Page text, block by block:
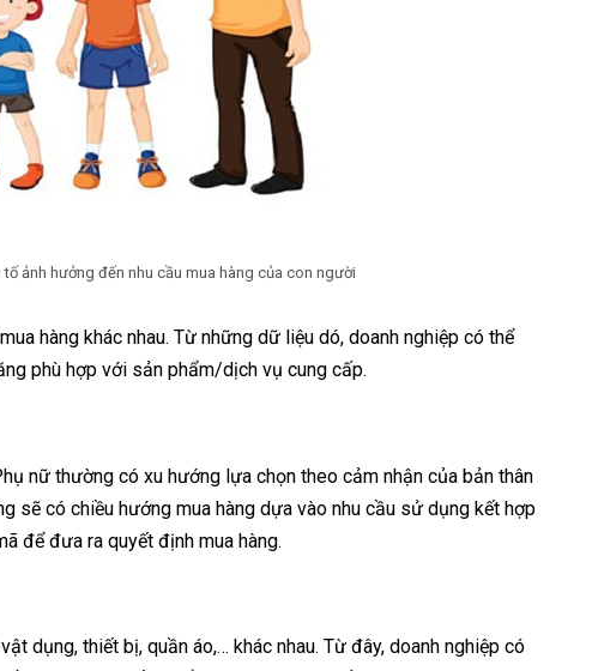
ảnh hưởng đến nhu cầu mua hàng của con người
hàng khác nhau. Từ những dữ liệu dó, doanh nghiệp có thể
phù hợp với sản phẩm/dịch vụ cung cấp.
nữ thường có xu hướng lựa chọn theo cảm nhận của bản thân
sẽ có chiều hướng mua hàng dựa vào nhu cầu sử dụng kết hợp
để đưa ra quyết định mua hàng.
dụng, thiết bị, quần áo,… khác nhau. Từ đây, doanh nghiệp có